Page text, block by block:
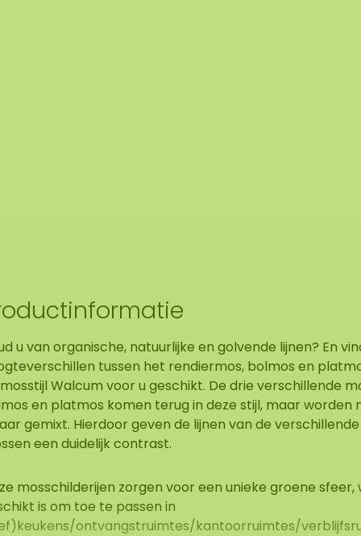
u van organische, natuurlijke en golvende lijnen? En
tussen het rendiermos, bolmos en
Walcum voor u geschikt. De drie verschillende
en platmos komen terug in deze stijl, maar worden
gemixt. Hierdoor geven de lijnen van de
een duidelijk contrast.
mosschilderijen zorgen voor een unieke groene
is om toe te passen in
ontvangstruimtes/kantoorruimtes/